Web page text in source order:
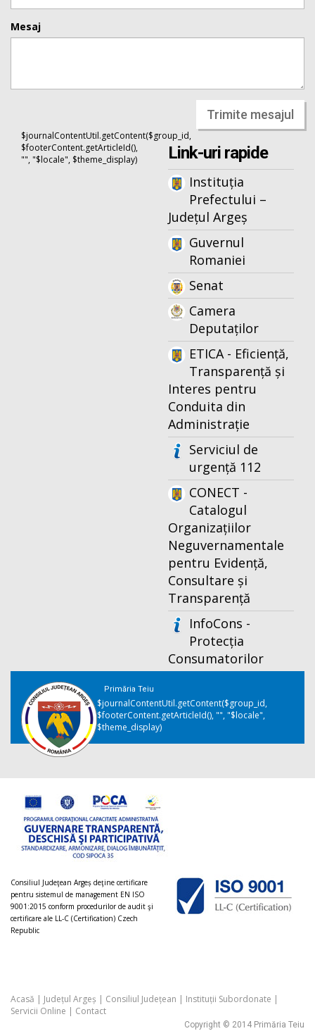
Mesaj
Trimite mesajul
$journalContentUtil.getContent($group_id,
$footerContent.getArticleId(),
"", "$locale", $theme_display)
Link-uri rapide
Instituția
Prefectului –
Județul Argeș
Guvernul
Romaniei
Senat
Camera
Deputaților
ETICA - Eficiență,
Transparență și
Interes pentru
Conduita din
Administrație
Serviciul de
urgență 112
CONECT -
Catalogul
Organizațiilor
Neguvernamentale
pentru Evidență,
Consultare și
Transparență
InfoCons -
Protecția
Consumatorilor
Primăria Teiu
$journalContentUtil.getContent($group_id,
$footerContent.getArticleId(), "", "$locale",
$theme_display)
Consiliul Judeţean Argeș deţine certificare
pentru sistemul de management EN ISO
9001:2015 conform procedurilor de audit şi
certificare ale LL-C (Certification) Czech
Republic
Acasă | Județul Argeș | Consiliul Județean | Instituții Subordonate |
Servicii Online | Contact
Copyright © 2014 Primăria Teiu